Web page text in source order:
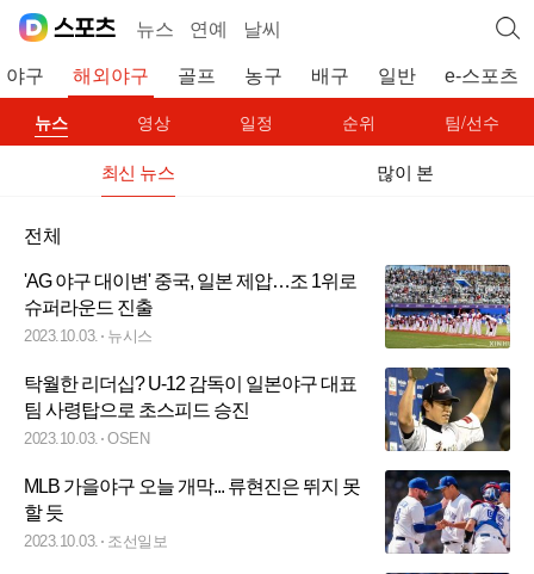
뉴스 연예 날씨
야구 해외야구 골프 농구 배구 일반 e-스포츠
뉴스 영상 일정 순위 팀/선수
최신 뉴스 많이 본
전체
'AG 야구 대이변' 중국, 일본 제압…조 1위로
슈퍼라운드 진출
2023.10.03. 뉴시스
탁월한 리더십? U-12 감독이 일본야구 대표
팀 사령탑으로 초스피드 승진
2023.10.03. OSEN
MLB 가을야구 오늘 개막... 류현진은 뛰지 못
할 듯
2023.10.03. 조선일보